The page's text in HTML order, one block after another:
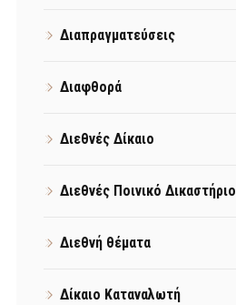
Διαπραγματεύσεις
Διαφθορά
Διεθνές Δίκαιο
Διεθνές Ποινικό Δικαστήριο
Διεθνή θέματα
Δίκαιο Καταναλωτή